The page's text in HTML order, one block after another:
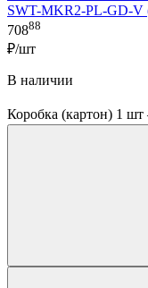
SWT-MKR2-PL-GD-V
70888
₽/шт
В наличии
Коробка (картон) 1